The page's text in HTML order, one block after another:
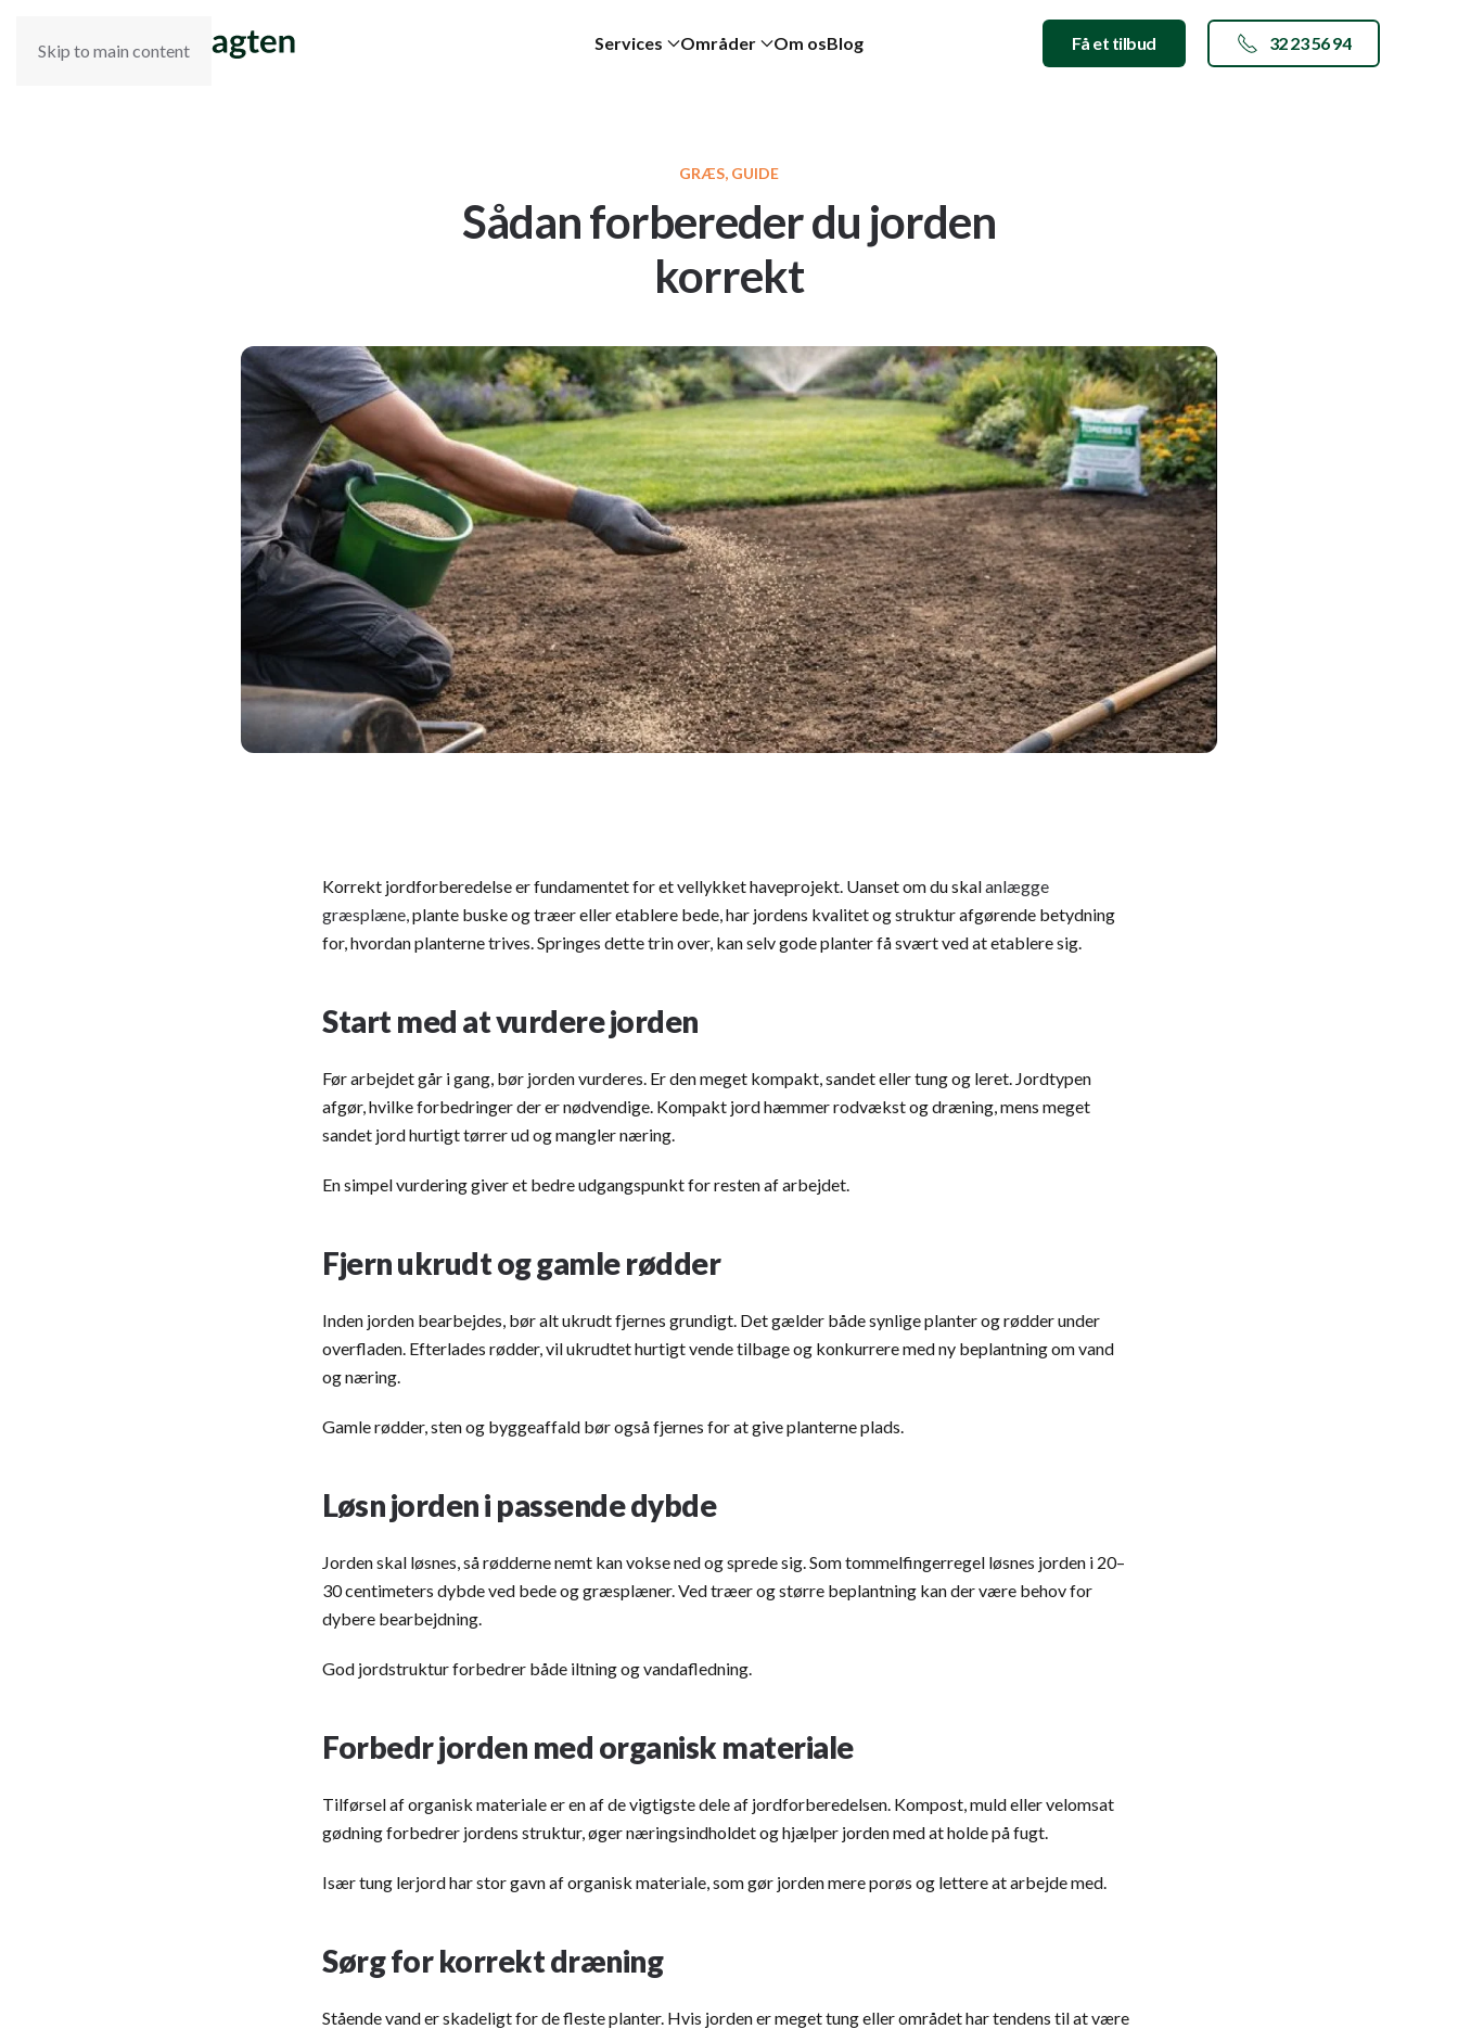
Skip to main content Services Områder Om osBlog Få et tilbud 32 23 56 94
GRÆS, GUIDE
Sådan forbereder du jorden
korrekt
Korrekt jordforberedelse er fundamentet for et vellykket haveprojekt. Uanset om du skalanlægge
græsplæne,plante buske og træer eller etablere bede, har jordens kvalitet og struktur afgørende betydning
for, hvordan planterne trives. Springes dette trin over, kan selv gode planter få svært ved at etablere sig.
Start med at vurdere jorden
Før arbejdet går i gang, bør jorden vurderes. Er den meget kompakt, sandet eller tung og leret. Jordtypen
afgør, hvilke forbedringer der er nødvendige. Kompakt jord hæmmer rodvækst og dræning, mens meget
sandet jord hurtigt tørrer ud og mangler næring.
En simpel vurdering giver et bedre udgangspunkt for resten af arbejdet.
Fjern ukrudt og gamle rødder
Inden jorden bearbejdes, bør alt ukrudt fjernes grundigt. Det gælder både synlige planter og rødder under
overfladen. Efterlades rødder, vil ukrudtet hurtigt vende tilbage og konkurrere med ny beplantning om vand
og næring.
Gamle rødder, sten og byggeaffald bør også fjernes for at give planterne plads.
Løsn jorden i passende dybde
Jorden skal løsnes, så rødderne nemt kan vokse ned og sprede sig. Som tommelfingerregel løsnes jorden i 20–
30 centimeters dybde ved bede og græsplæner. Ved træer og større beplantning kan der være behov for
dybere bearbejdning.
God jordstruktur forbedrer både iltning og vandafledning.
Forbedr jorden med organisk materiale
Tilførsel af organisk materiale er en af de vigtigste dele af jordforberedelsen. Kompost, muld eller velomsat
gødning forbedrer jordens struktur, øger næringsindholdet og hjælper jorden med at holde på fugt.
Især tung lerjord har stor gavn af organisk materiale, som gør jorden mere porøs og lettere at arbejde med.
Sørg for korrekt dræning
Stående vand er skadeligt for de fleste planter. Hvis jorden er meget tung eller området har tendens til at være